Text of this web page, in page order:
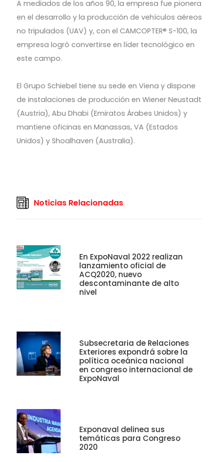
A mediados de los años 90, la empresa fue pionera
en el desarrollo y la producción de vehículos aéreos
no tripulados (UAV) y, con el CAMCOPTER® S-100, la
empresa logró convertirse en líder tecnológico en
este campo.
El Grupo Schiebel tiene su sede en Viena y dispone
de instalaciones de producción en Wiener Neustadt
(Austria), Abu Dhabi (Emiratos Árabes Unidos) y
mantiene oficinas en Manassas, VA (Estados
Unidos) y Shoalhaven (Australia).
Noticias Relacionadas
En ExpoNaval 2022 realizan
lanzamiento oficial de
ACQ2020, nuevo
descontaminante de alto
nivel
Subsecretaria de Relaciones
Exteriores expondrá sobre la
política oceánica nacional
en congreso internacional de
ExpoNaval
Exponaval delinea sus
temáticas para Congreso
2020